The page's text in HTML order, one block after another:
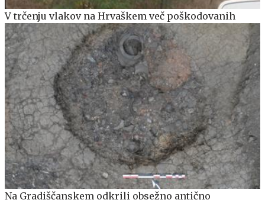
V trčenju vlakov na Hrvaškem več poškodovanih
Na Gradiščanskem odkrili obsežno antično